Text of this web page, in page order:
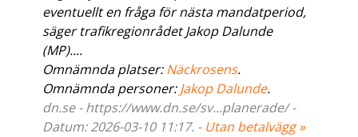
eventuellt en fråga för nästa mandatperiod,
säger trafikregionrådet Jakop Dalunde
(MP)....
Omnämnda platser:Näckrosens.
Omnämnda personer:Jakop Dalunde.
dn.se - https://www.dn.se/sv...planerade/ -
Datum: 2026-03-10 11:17. - Utan betalvägg »